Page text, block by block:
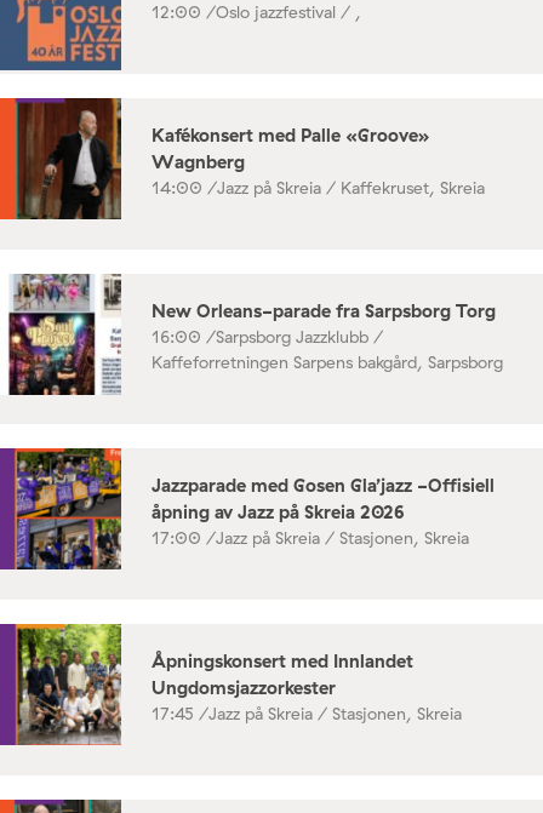
12:00 /Oslo jazzfestival / ,
Kafékonsert med Palle «Groove»
Wagnberg
14:00 /Jazz på Skreia / Kaffekruset, Skreia
New Orleans-parade fra Sarpsborg Torg
16:00 /Sarpsborg Jazzklubb /
Kaffeforretningen Sarpens bakgård, Sarpsborg
Jazzparade med Gosen Gla’jazz -Offisiell
åpning av Jazz på Skreia 2026
17:00 /Jazz på Skreia / Stasjonen, Skreia
Åpningskonsert med Innlandet
Ungdomsjazzorkester
17:45 /Jazz på Skreia / Stasjonen, Skreia